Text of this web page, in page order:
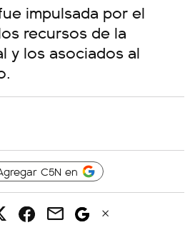
impulsada por el
recursos de la
y los asociados al
C5N en